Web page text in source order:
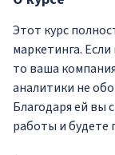
Этот курс
маркетинга.
то ваша
аналитики не
Благодаря ей вы
работы и будете